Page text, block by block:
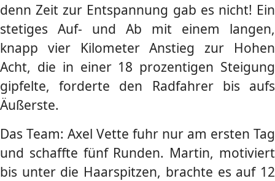
denn Zeit zur Entspannung gab es nicht! Ein
stetiges Auf- und Ab mit einem langen,
knapp vier Kilometer Anstieg zur Hohen
Acht, die in einer 18 prozentigen Steigung
gipfelte, forderte den Radfahrer bis aufs
Äußerste.
Das Team: Axel Vette fuhr nur am ersten Tag
und schaffte fünf Runden. Martin, motiviert
bis unter die Haarspitzen, brachte es auf 12